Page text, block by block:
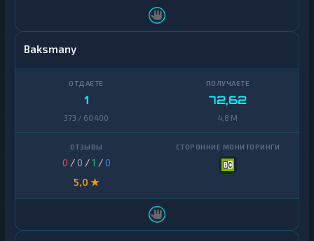
Baksmany
1
373 / 60 400
72,62
4,8 M
0 / 0 /1 /0
5,0 ★